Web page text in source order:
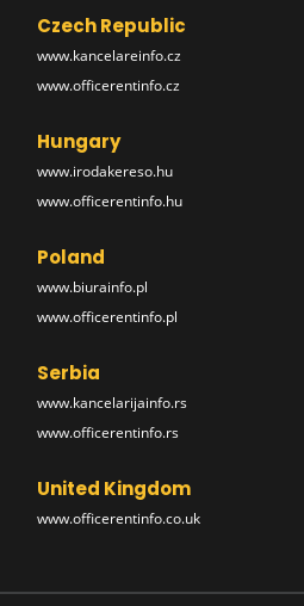
Czech Republic
www.kancelareinfo.cz
www.officerentinfo.cz
Hungary
www.irodakereso.hu
www.officerentinfo.hu
Poland
www.biurainfo.pl
www.officerentinfo.pl
Serbia
www.kancelarijainfo.rs
www.officerentinfo.rs
United Kingdom
www.officerentinfo.co.uk